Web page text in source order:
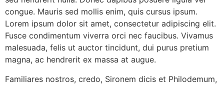
congue. Mauris sed mollis enim, quis cursus ipsum.
Lorem ipsum dolor sit amet, consectetur adipiscing elit.
Fusce condimentum viverra orci nec faucibus. Vivamus
malesuada, felis ut auctor tincidunt, dui purus pretium
magna, ac hendrerit ex massa at augue.
Familiares nostros, credo, Sironem dicis et Philodemum,